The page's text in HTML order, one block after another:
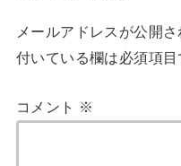
メールアドレスが公開
付いている欄は必須項目
コメント ※